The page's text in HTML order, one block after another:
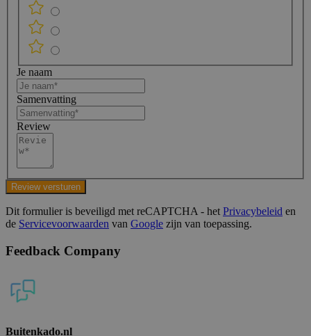
Je naam
Samenvatting
Review
Review versturen
Dit formulier is beveiligd met reCAPTCHA - het Privacybeleid en
de Servicevoorwaarden van Google zijn van toepassing.
Feedback Company
Buitenkado.nl